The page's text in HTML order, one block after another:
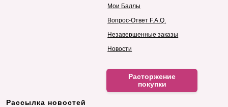
Мои Баллы
Вопрос-Ответ F.A.Q.
Незавершенные заказы
Новости
Расторжение
покупки
Рассылка новостей